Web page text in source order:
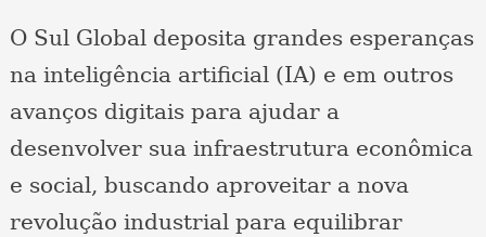
O Sul Global deposita grandes esperanças
na inteligência artificial (IA) e em outros
avanços digitais para ajudar a
desenvolver sua infraestrutura econômica
e social, buscando aproveitar a nova
revolução industrial para equilibrar